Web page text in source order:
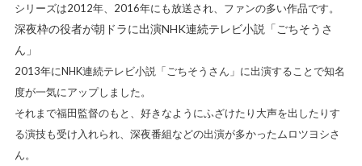
シリーズは2012年、2016年にも放送され、ファンの多い作品です。
深夜枠の役者が朝ドラに出演NHK連続テレビ小説「ごちそうさ
ん」
2013年にNHK連続テレビ小説「ごちそうさん」に出演することで知名
度が一気にアップしました。
それまで福田監督のもと、好きなようにふざけたり大声を出したりす
る演技も受け入れられ、深夜番組などの出演が多かったムロツヨシさ
ん。